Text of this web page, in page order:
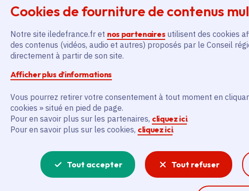
Cookies de fourniture de contenus
Notre site iledefrance.fr et nos partenaires utilisent des cookies
des contenus (vidéos, audio et autres) proposés par le Conseil
directement à partir de son site.
Afficher plus d’informations
Vous pourrez retirer votre consentement à tout moment en
cookies » situé en pied de page.
Pour en savoir plus sur les partenaires, cliquez ici.
Pour en savoir plus sur les cookies, cliquez ici.
Tout accepter Tout refuser
Versailles (78)
En savoir plus
actualités
thématique active
Actualité